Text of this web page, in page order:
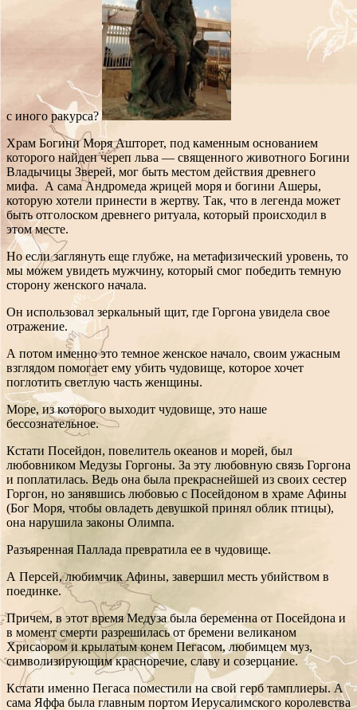
с иного ракурса?
Храм Богини Моря Ашторет, под каменным основанием
которого найден череп льва — священного животного Богини
Владычицы Зверей, мог быть местом действия древнего
мифа. А сама Андромеда жрицей моря и богини Ашеры,
которую хотели принести в жертву. Так, что в легенда может
быть отголоском древнего ритуала, который происходил в
этом месте.
Но если заглянуть еще глубже, на метафизический уровень, то
мы можем увидеть мужчину, который смог победить темную
сторону женского начала.
Он использовал зеркальный щит, где Горгона увидела свое
отражение.
А потом именно это темное женское начало, своим ужасным
взглядом помогает ему убить чудовище, которое хочет
поглотить светлую часть женщины.
Море, из которого выходит чудовище, это наше
бессознательное.
Кстати Посейдон, повелитель океанов и морей, был
любовником Медузы Горгоны. За эту любовную связь Горгона
и поплатилась. Ведь она была прекраснейшей из своих сестер
Горгон, но занявшись любовью с Посейдоном в храме Афины
(Бог Моря, чтобы овладеть девушкой принял облик птицы),
она нарушила законы Олимпа.
Разъяренная Паллада превратила ее в чудовище.
А Персей, любимчик Афины, завершил месть убийством в
поединке.
Причем, в этот время Медуза была беременна от Посейдона и
в момент смерти разрешилась от бремени великаном
Хрисаором и крылатым конем Пегасом, любимцем муз,
символизирующим красноречие, славу и созерцание.
Кстати именно Пегаса поместили на свой герб тамплиеры. А
сама Яффа была главным портом Иерусалимского королевства